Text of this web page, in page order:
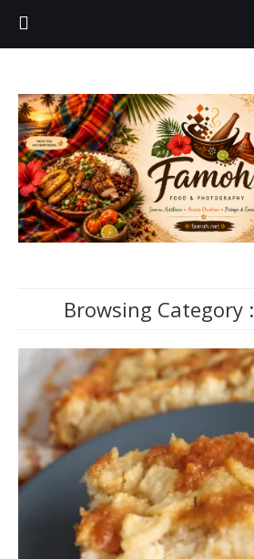
Browsing Category :